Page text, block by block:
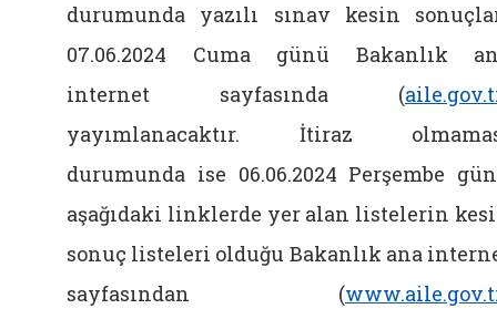
durumunda yazılı sınav kesin
07.06.2024 Cuma günü Bakanlık
internet sayfasında (
yayımlanacaktır. İtiraz
durumunda ise 06.06.2024 Perşembe
aşağıdaki linklerde yer alan listelerin
sonuç listeleri olduğu Bakanlık ana
sayfasından (